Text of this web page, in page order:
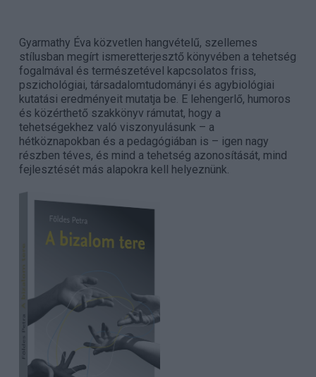
Gyarmathy Éva közvetlen hangvételű, szellemes
stílusban megírt ismeretterjesztő könyvében a tehetség
fogalmával és természetével kapcsolatos friss,
pszichológiai, társadalomtudományi és agybiológiai
kutatási eredményeit mutatja be. E lehengerlő, humoros
és közérthető szakkönyv rámutat, hogy a
tehetségekhez való viszonyulásunk – a
hétköznapokban és a pedagógiában is – igen nagy
részben téves, és mind a tehetség azonosítását, mind
fejlesztését más alapokra kell helyeznünk.